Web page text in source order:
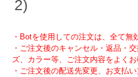
2)
・Botを使用しての注文は、全て無
・ご注文後のキャンセル・返品・
ズ、カラー等、ご注文内容をよくお
・ご注文後の配送先変更、お支払